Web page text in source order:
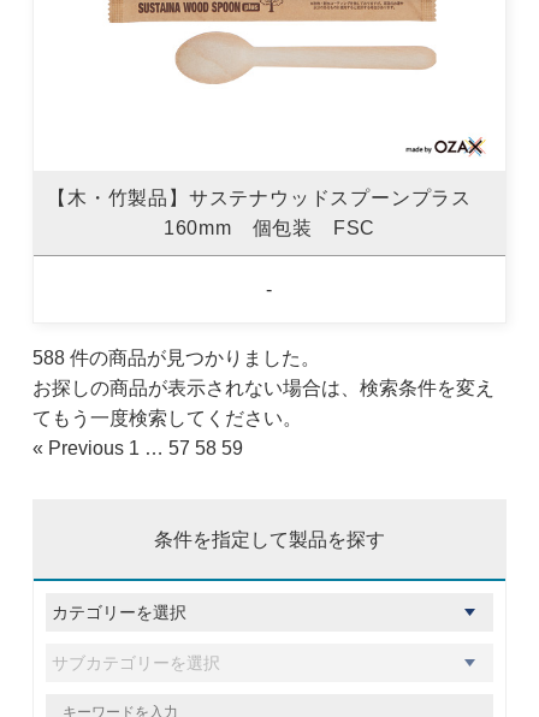
【木・竹製品】サステナウッドスプーンプラス
160mm 個包装 FSC
-
588 件の商品が見つかりました。
お探しの商品が表示されない場合は、検索条件を変え
てもう一度検索してください。
« Previous 1 … 57 58 59
条件を指定して製品を探す